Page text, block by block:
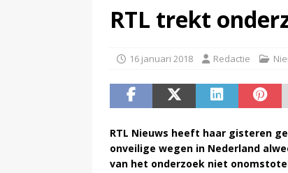
(
Met verdwijnen NPO
Bob Scholte (Left
RTL trekt
16 januari 2018 Redactie
RTL Nieuws heeft haar gis­te­ren
onveilige wegen in Nederland
van het on­der­zoek niet